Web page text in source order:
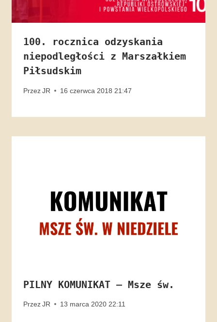
100. rocznica odzyskania
niepodległości z Marszałkiem
Piłsudskim
PrzezJR 16 czerwca 2018 21:47
PILNY KOMUNIKAT – Msze św.
PrzezJR 13 marca 2020 22:11